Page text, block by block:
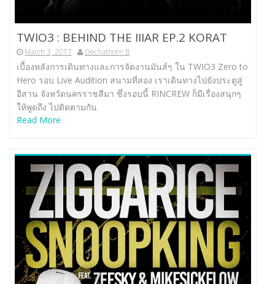
TWIO3 : BEHIND THE IIIAR EP.2 KORAT
March 3, 2017 Dechathorn B
เบื้องหลังการเดินทางและการจัดงานมันส์ๆ ใน TWIO3 Zero to
Hero รอบ Live Audition สนามที่สอง เราเดินทางไปยังประตูสู่
อีสาน จังหวัดนครราชสีมา ซึ่งรอบนี้ RINCREW ก็มีเรื่องสนุกๆ
ให้พูดถึง ไปติดตามกัน
Read More